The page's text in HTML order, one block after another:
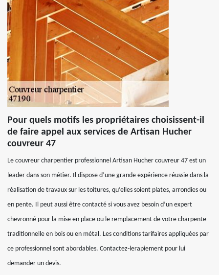
Pour quels motifs les propriétaires choisissent-il
de faire appel aux services de Artisan Hucher
couvreur 47
Le couvreur charpentier professionnel Artisan Hucher couvreur 47 est un
leader dans son métier. Il dispose d’une grande expérience réussie dans la
réalisation de travaux sur les toitures, qu’elles soient plates, arrondies ou
en pente. Il peut aussi être contacté si vous avez besoin d’un expert
chevronné pour la mise en place ou le remplacement de votre charpente
traditionnelle en bois ou en métal. Les conditions tarifaires appliquées par
ce professionnel sont abordables. Contactez-lerapiement pour lui
demander un devis.